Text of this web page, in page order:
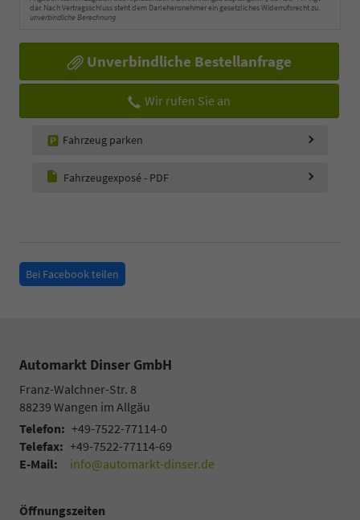
dar. Nach Vertragsschluss steht dem Darlehensnehmer ein gesetzliches Widerrufsrecht zu.
unverbindliche Berechnung
Unverbindliche Bestellanfrage
Wir rufen Sie an
Fahrzeug parken
Fahrzeugexposé - PDF
Bei Facebook teilen
Automarkt Dinser GmbH
Franz-Walchner-Str. 8
88239 Wangen im Allgäu
Telefon: +49-7522-77114-0
Telefax: +49-7522-77114-69
E-Mail:
info@automarkt-dinser.de
Öffnungszeiten